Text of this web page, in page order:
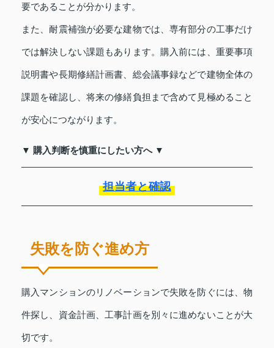
要であることが分かります。
また、耐震補強が必要な建物では、専有部分の工事だけ
では解決しない課題もあります。購入前には、重要事項
説明書や長期修繕計画書、総会議事録などで建物全体の
課題を確認し、将来の修繕負担まで含めて見極めること
が安心につながります。
▼ 購入判断を慎重にしたい方へ ▼
担当者と確認
失敗を防ぐ進め方
購入マンションのリノベーションで失敗を防ぐには、物
件探し、資金計画、工事計画を別々に進めないことが大
切です。